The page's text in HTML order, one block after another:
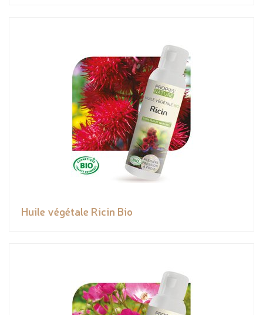
Huile végétale Ricin Bio